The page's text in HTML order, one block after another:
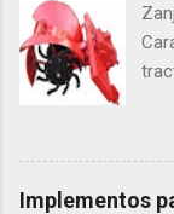
Implementos